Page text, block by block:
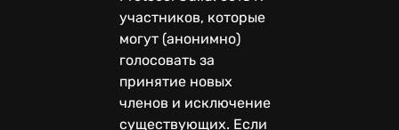
участников, которые
могут (анонимно)
голосовать за
принятие новых
членов и исключение
существующих. Если